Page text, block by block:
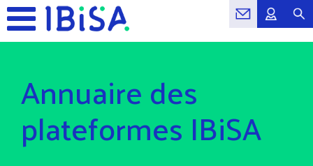
Annuaire des
plateformes IBiSA